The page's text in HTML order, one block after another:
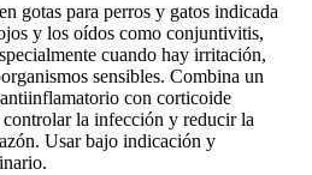
gotas para perros y gatos indicada
y los oídos como conjuntivitis,
cuando hay irritación,
sensibles. Combina un
con corticoide
la infección y reducir la
Usar bajo indicación y